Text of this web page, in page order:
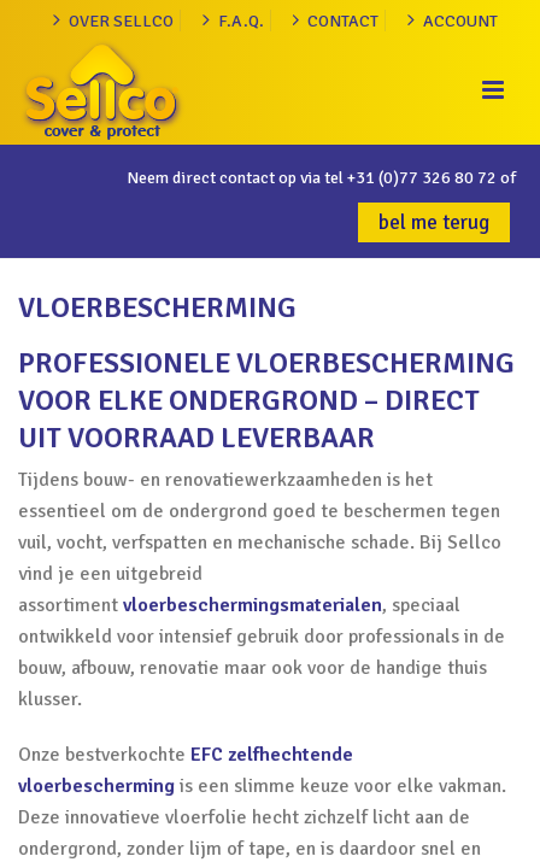
OVER SELLCO F.A.Q. CONTACT ACCOUNT
Neem direct contact op via tel+31 (0)77 326 80 72 of
bel me terug
VLOERBESCHERMING
PROFESSIONELE VLOERBESCHERMING
VOOR ELKE ONDERGROND – DIRECT
UIT VOORRAAD LEVERBAAR
Tijdens bouw- en renovatiewerkzaamheden is het
essentieel om de ondergrond goed te beschermen tegen
vuil, vocht, verfspatten en mechanische schade. Bij Sellco
vind je een uitgebreid
assortiment vloerbeschermingsmaterialen, speciaal
ontwikkeld voor intensief gebruik door professionals in de
bouw, afbouw, renovatie maar ook voor de handige thuis
klusser.
Onze bestverkochte EFC zelfhechtende
vloerbescherming is een slimme keuze voor elke vakman.
Deze innovatieve vloerfolie hecht zichzelf licht aan de
ondergrond, zonder lijm of tape, en is daardoor snel en